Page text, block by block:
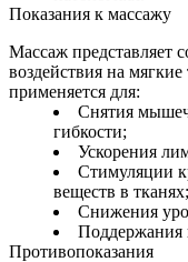
Показания к массажу
Массаж представляет
воздействия на
применяется для:
Снятия
гибкости;
Ускорения
Стимуляции
веществ в тканях;
Снижения
Поддержания
Противопоказания